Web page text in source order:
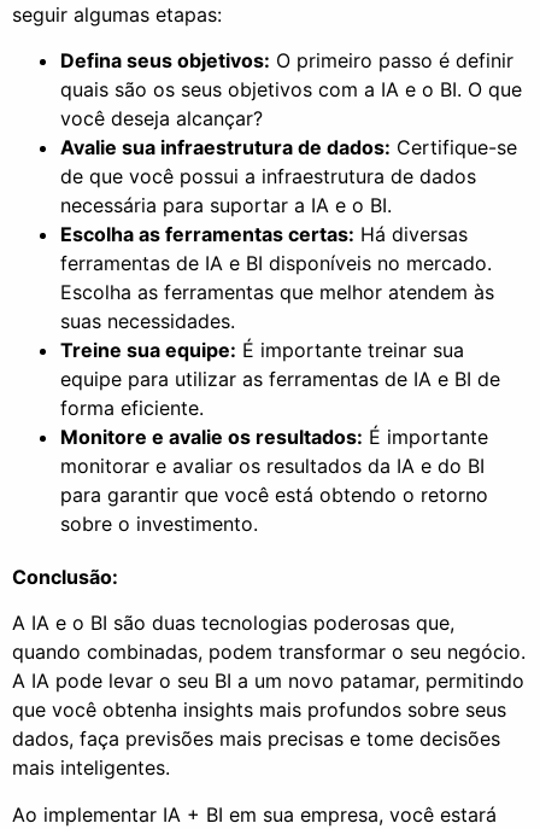
seguir algumas etapas:
Defina seus objetivos: O primeiro passo é definir
quais são os seus objetivos com a IA e o BI. O que
você deseja alcançar?
Avalie sua infraestrutura de dados: Certifique-se
de que você possui a infraestrutura de dados
necessária para suportar a IA e o BI.
Escolha as ferramentas certas: Há diversas
ferramentas de IA e BI disponíveis no mercado.
Escolha as ferramentas que melhor atendem às
suas necessidades.
Treine sua equipe: É importante treinar sua
equipe para utilizar as ferramentas de IA e BI de
forma eficiente.
Monitore e avalie os resultados: É importante
monitorar e avaliar os resultados da IA e do BI
para garantir que você está obtendo o retorno
sobre o investimento.
Conclusão:
A IA e o BI são duas tecnologias poderosas que,
quando combinadas, podem transformar o seu negócio.
A IA pode levar o seu BI a um novo patamar, permitindo
que você obtenha insights mais profundos sobre seus
dados, faça previsões mais precisas e tome decisões
mais inteligentes.
Ao implementar IA + BI em sua empresa, você estará